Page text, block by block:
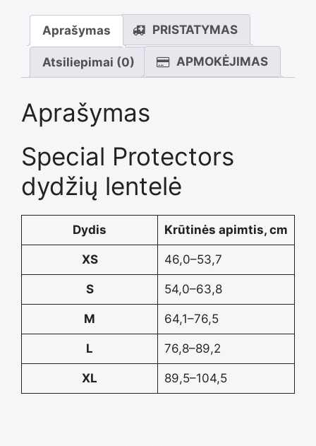
Aprašymas PRISTATYMAS
Atsiliepimai (0) APMOKĖJIMAS
Aprašymas
Special Protectors
dydžių lentelė
Dydis Krūtinės apimtis, cm
XS 46,0–53,7
S 54,0–63,8
M 64,1–76,5
L 76,8–89,2
XL 89,5–104,5